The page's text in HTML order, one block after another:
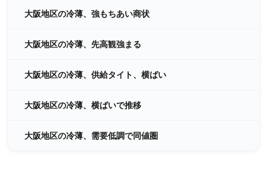
大阪地区の冷薄、強もちあい商状
大阪地区の冷薄、先高観強まる
大阪地区の冷薄、供給タイト、横ばい
大阪地区の冷薄、横ばいで推移
大阪地区の冷薄、需要低調で同値圏